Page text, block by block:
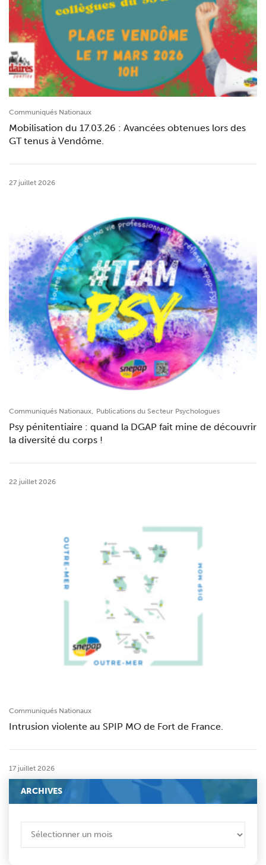
Communiqués Nationaux
Mobilisation du 17.03.26 : Avancées obtenues lors des
GT tenus à Vendôme.
27 juillet 2026
Communiqués Nationaux, Publications du Secteur Psychologues
Psy pénitentiaire : quand la DGAP fait mine de découvrir
la diversité du corps !
22 juillet 2026
Communiqués Nationaux
Intrusion violente au SPIP MO de Fort de France.
17 juillet 2026
ARCHIVES